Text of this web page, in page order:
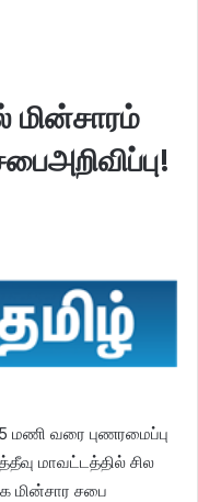
மின்சாரம்
மணி வரை புணரமைப்பு
மாவட்டத்தில் சில
மின்சார சபை